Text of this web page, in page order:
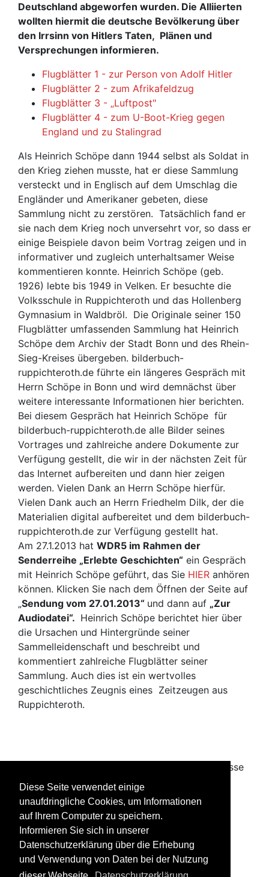
Diese Seite verwendet einige
unaufdringliche Cookies, um Informationen
auf Ihrem Computer zu speichern.
Informieren Sie sich in unserer
Datenschutzerklärung über die Erhebung
und Verwendung von Daten bei der Nutzung
Deutschland abgeworfen wurden. Die Alliierten
wollten hiermit die deutsche Bevölkerung über
den Irrsinn von Hitlers Taten, Plänen und
Versprechungen informieren.
Flugblätter 1 - zur Person von Adolf Hitler
Flugblätter 2 - zum Afrikafeldzug
Flugblätter 3 - „Luftpost"
Flugblätter 4 - zum U-Boot-Krieg gegen
England und zu Stalingrad
Als Heinrich Schöpe dann 1944 selbst als Soldat in
den Krieg ziehen musste, hat er diese Sammlung
versteckt und in Englisch auf dem Umschlag die
Engländer und Amerikaner gebeten, diese
Sammlung nicht zu zerstören. Tatsächlich fand er
sie nach dem Krieg noch unversehrt vor, so dass er
einige Beispiele davon beim Vortrag zeigen und in
informativer und zugleich unterhaltsamer Weise
kommentieren konnte. Heinrich Schöpe (geb.
1926) lebte bis 1949 in Velken. Er besuchte die
Volksschule in Ruppichteroth und das Hollenberg
Gymnasium in Waldbröl. Die Originale seiner 150
Flugblätter umfassenden Sammlung hat Heinrich
Schöpe dem Archiv der Stadt Bonn und des Rhein-
Sieg-Kreises übergeben. bilderbuch-
ruppichteroth.de führte ein längeres Gespräch mit
Herrn Schöpe in Bonn und wird demnächst über
weitere interessante Informationen hier berichten.
Bei diesem Gespräch hat Heinrich Schöpe für
bilderbuch-ruppichteroth.de alle Bilder seines
Vortrages und zahlreiche andere Dokumente zur
Verfügung gestellt, die wir in der nächsten Zeit für
das Internet aufbereiten und dann hier zeigen
werden. Vielen Dank an Herrn Schöpe hierfür.
Vielen Dank auch an Herrn Friedhelm Dilk, der die
Materialien digital aufbereitet und dem bilderbuch-
ruppichteroth.de zur Verfügung gestellt hat.
Am 27.1.2013 hat WDR5 im Rahmen der
Senderreihe „Erlebte Geschichten“ ein Gespräch
mit Heinrich Schöpe geführt, das Sie HIER anhören
können. Klicken Sie nach dem Öffnen der Seite auf
„Sendung vom 27.01.2013“ und dann auf „Zur
Audiodatei“. Heinrich Schöpe berichtet hier über
die Ursachen und Hintergründe seiner
Sammelleidenschaft und beschreibt und
kommentiert zahlreiche Flugblätter seiner
Sammlung. Auch dies ist ein wertvolles
geschichtliches Zeugnis eines Zeitzeugen aus
Ruppichteroth.
Bild Heinrich und Gudela Schöpe auf der Terrasse
ihres Hauses
in Bonn im August 2013 beim Gespräch mit
bilderbuch-ruppichteroth.de